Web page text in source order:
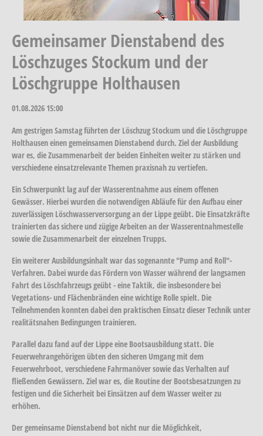
Gemeinsamer Dienstabend des
Löschzuges Stockum und der
Löschgruppe Holthausen
01.08.2026 15:00
Am gestrigen Samstag führten der Löschzug Stockum und die Löschgruppe
Holthausen einen gemeinsamen Dienstabend durch. Ziel der Ausbildung
war es, die Zusammenarbeit der beiden Einheiten weiter zu stärken und
verschiedene einsatzrelevante Themen praxisnah zu vertiefen.
Ein Schwerpunkt lag auf der Wasserentnahme aus einem offenen
Gewässer. Hierbei wurden die notwendigen Abläufe für den Aufbau einer
zuverlässigen Löschwasserversorgung an der Lippe geübt. Die Einsatzkräfte
trainierten das sichere und zügige Arbeiten an der Wasserentnahmestelle
sowie die Zusammenarbeit der einzelnen Trupps.
Ein weiterer Ausbildungsinhalt war das sogenannte "Pump and Roll"-
Verfahren. Dabei wurde das Fördern von Wasser während der langsamen
Fahrt des Löschfahrzeugs geübt - eine Taktik, die insbesondere bei
Vegetations- und Flächenbränden eine wichtige Rolle spielt. Die
Teilnehmenden konnten dabei den praktischen Einsatz dieser Technik unter
realitätsnahen Bedingungen trainieren.
Parallel dazu fand auf der Lippe eine Bootsausbildung statt. Die
Feuerwehrangehörigen übten den sicheren Umgang mit dem
Feuerwehrboot, verschiedene Fahrmanöver sowie das Verhalten auf
fließenden Gewässern. Ziel war es, die Routine der Bootsbesatzungen zu
festigen und die Sicherheit bei Einsätzen auf dem Wasser weiter zu
erhöhen.
Der gemeinsame Dienstabend bot nicht nur die Möglichkeit,